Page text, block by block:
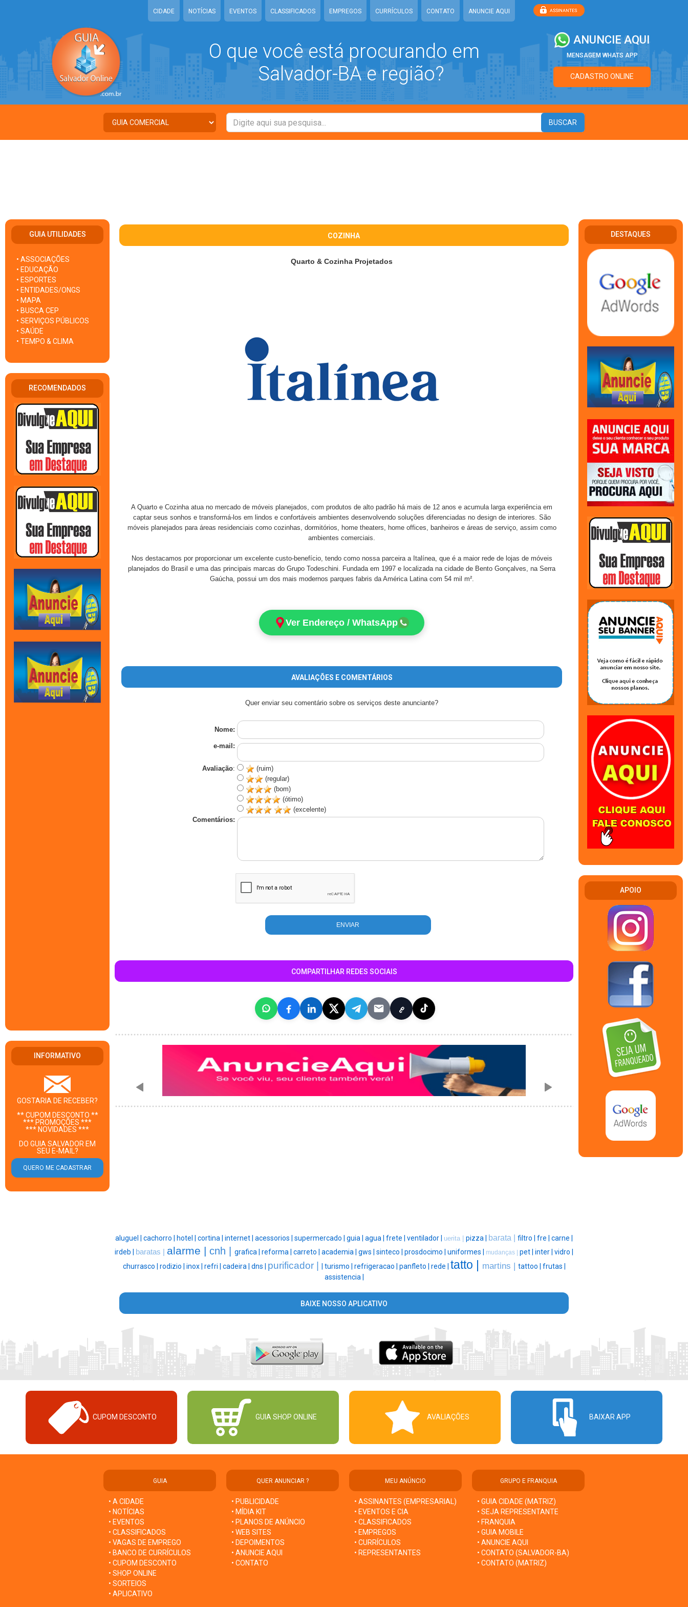
CIDADE NOTÍCIAS EVENTOS CLASSIFICADOS EMPREGOS CURRÍCULOS CONTATO ANUNCIE AQUI
O que você está procurando em
Salvador-BA e região?
ANUNCIE AQUI
MENSAGEM WHATS APP
CADASTRO ONLINE
GUIA UTILIDADES
• ASSOCIAÇÕES
• EDUCAÇÃO
• ESPORTES
• ENTIDADES/ONGS
• MAPA
• BUSCA CEP
• SERVIÇOS PÚBLICOS
• SAÚDE
• TEMPO & CLIMA
RECOMENDADOS
INFORMATIVO
GOSTARIA DE RECEBER?
** CUPOM DESCONTO **
*** PROMOÇÕES ***
*** NOVIDADES ***
DO GUIA SALVADOR EM
SEU E-MAIL?
COZINHA
Quarto & Cozinha Projetados
A Quarto e Cozinha atua no mercado de móveis planejados, com produtos de alto padrão há mais de 12 anos e acumula larga experiência em
captar seus sonhos e transformá-los em lindos e confortáveis ambientes desenvolvendo soluções diferenciadas no design de interiores. São
móveis planejados para áreas residenciais como cozinhas, dormitórios, home theaters, home offices, banheiros e áreas de serviço, assim como
ambientes comerciais.
Nos destacamos por proporcionar um excelente custo-benefício, tendo como nossa parceira a Italínea, que é a maior rede de lojas de móveis
planejados do Brasil e uma das principais marcas do Grupo Todeschini. Fundada em 1997 e localizada na cidade de Bento Gonçalves, na Serra
Gaúcha, possui um dos mais modernos parques fabris da América Latina com 54 mil m².
Ver Endereço / WhatsApp
AVALIAÇÕES E COMENTÁRIOS
Quer enviar seu comentário sobre os serviços deste anunciante?
Nome:
e-mail:
Avaliação:
(ruim)
(regular)
(bom)
(ótimo)
(excelente)
Comentários:
COMPARTILHAR REDES SOCIAIS
aluguel | cachorro | hotel | cortina | internet | acessorios | supermercado | guia | agua | frete | ventilador | uerita | pizza | barata | filtro | fre | carne |
irdeb |
baratas | alarme | cnh | grafica | reforma | carreto | academia | gws | sinteco | prosdocimo | uniformes | mudanças | pet | inter | vidro |
churrasco | rodizio | inox | refri | cadeira | dns | purificador | turismo | refrigeracao | panfleto | rede | tatto | martins | tattoo | frutas |
assistencia |
BAIXE NOSSO APLICATIVO
DESTAQUES
APOIO
CUPOM DESCONTO GUIA SHOP ONLINE AVALIAÇÕES BAIXAR APP
GUIA
• A CIDADE
• NOTÍCIAS
• EVENTOS
• CLASSIFICADOS
• VAGAS DE EMPREGO
• BANCO DE CURRÍCULOS
• CUPOM DESCONTO
• SHOP ONLINE
• SORTEIOS
• APLICATIVO
QUER ANUNCIAR ?
• PUBLICIDADE
• MÍDIA KIT
• PLANOS DE ANÚNCIO
• WEB SITES
• DEPOIMENTOS
• ANUNCIE AQUI
• CONTATO
MEU ANÚNCIO
• ASSINANTES (EMPRESARIAL)
• EVENTOS E CIA
• CLASSIFICADOS
• EMPREGOS
• CURRÍCULOS
• REPRESENTANTES
GRUPO E FRANQUIA
• GUIA CIDADE (MATRIZ)
• SEJA REPRESENTANTE
• FRANQUIA
• GUIA MOBILE
• ANUNCIE AQUI
• CONTATO (SALVADOR-BA)
• CONTATO (MATRIZ)